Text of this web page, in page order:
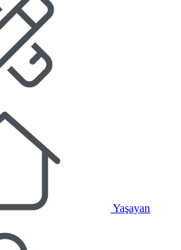
Yaşayan